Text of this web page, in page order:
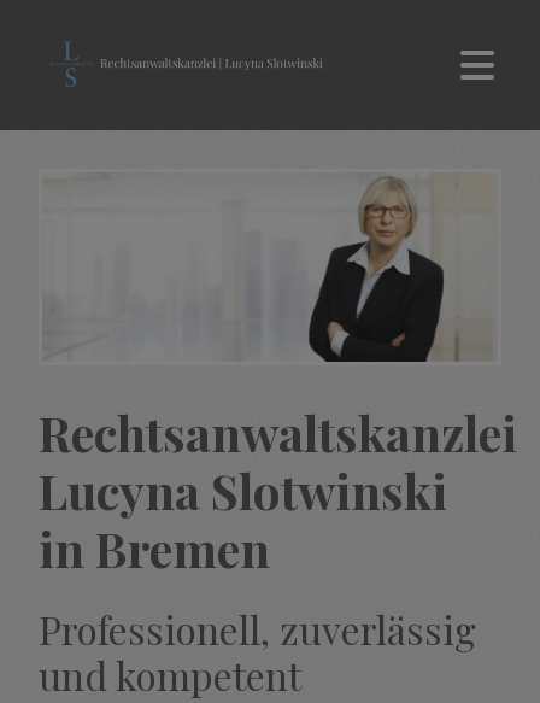
Rechtsanwaltskanzlei
Lucyna Slotwinski
in Bremen
Professionell, zuverlässig
und kompetent